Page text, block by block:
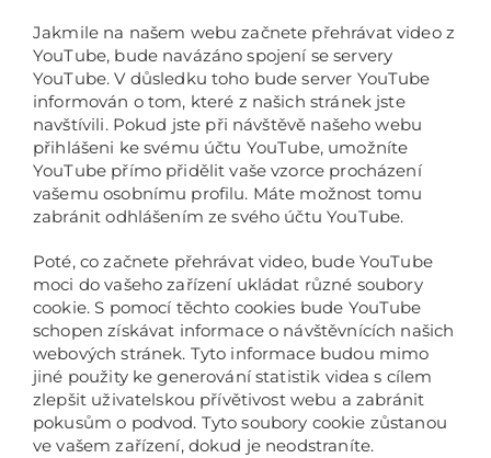
Jakmile na našem webu začnete přehrávat video z
YouTube, bude navázáno spojení se servery
YouTube. V důsledku toho bude server YouTube
informován o tom, které z našich stránek jste
navštívili. Pokud jste při návštěvě našeho webu
přihlášeni ke svému účtu YouTube, umožníte
YouTube přímo přidělit vaše vzorce procházení
vašemu osobnímu profilu. Máte možnost tomu
zabránit odhlášením ze svého účtu YouTube.
Poté, co začnete přehrávat video, bude YouTube
moci do vašeho zařízení ukládat různé soubory
cookie. S pomocí těchto cookies bude YouTube
schopen získávat informace o návštěvnících našich
webových stránek. Tyto informace budou mimo
jiné použity ke generování statistik videa s cílem
zlepšit uživatelskou přívětivost webu a zabránit
pokusům o podvod. Tyto soubory cookie zůstanou
ve vašem zařízení, dokud je neodstraníte.